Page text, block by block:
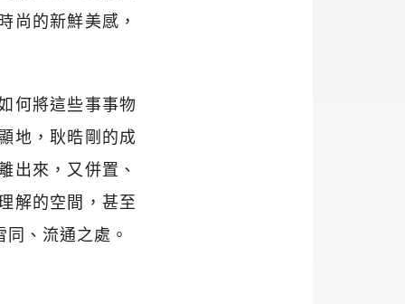
尚的新鮮美感，
何將這些事事物
地，耿晧剛的成
出來，又併置、
解的空間，甚至
、流通之處。